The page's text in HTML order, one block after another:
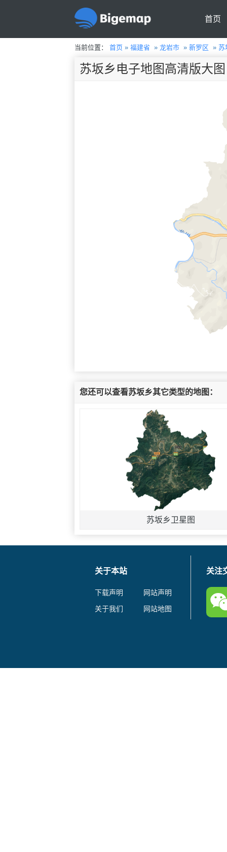
首页
当前位置： 首页» 福建省 » 龙岩市» 新罗区 » 苏
苏坂乡电子地图高清版大图
您还可以查看苏坂乡其它类型的地图：
苏坂乡卫星图
关于本站
下载声明
网站声明
关于我们
网站地图
关注